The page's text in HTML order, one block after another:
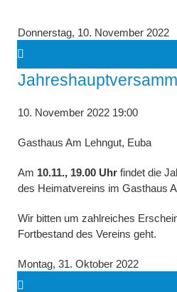
Donnerstag, 10. November 2022
10. November 2022 19:00
Gasthaus Am Lehngut, Euba
Am 10.11., 19.00 Uhrfindet die
des Heimatvereins im Gasthaus
Wir bitten um zahlreiches
Fortbestand des Vereins geht.
Montag, 31. Oktober 2022